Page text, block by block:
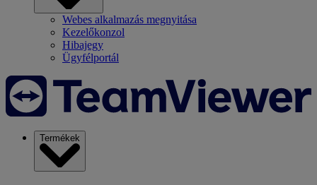
Webes alkalmazás megnyitása
Kezelőkonzol
Hibajegy
Ügyfélportál
Termékek